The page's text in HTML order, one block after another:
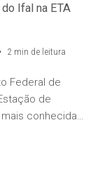
Ifal na ETA
2 min de leitura
Federal de
de
conhecida…